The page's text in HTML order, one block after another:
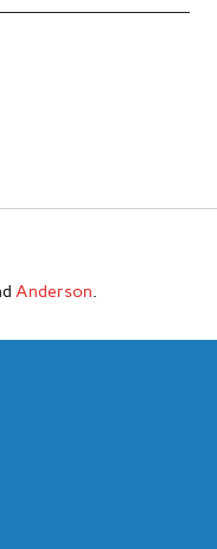
Anderson